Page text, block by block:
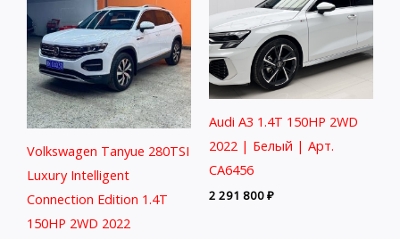
Volkswagen Tanyue 280TSI
Luxury Intelligent
Connection Edition 1.4T
150HP 2WD 2022
Audi A3 1.4T 150HP 2WD
2022 | Белый | Арт.
CA6456
2 291 800₽